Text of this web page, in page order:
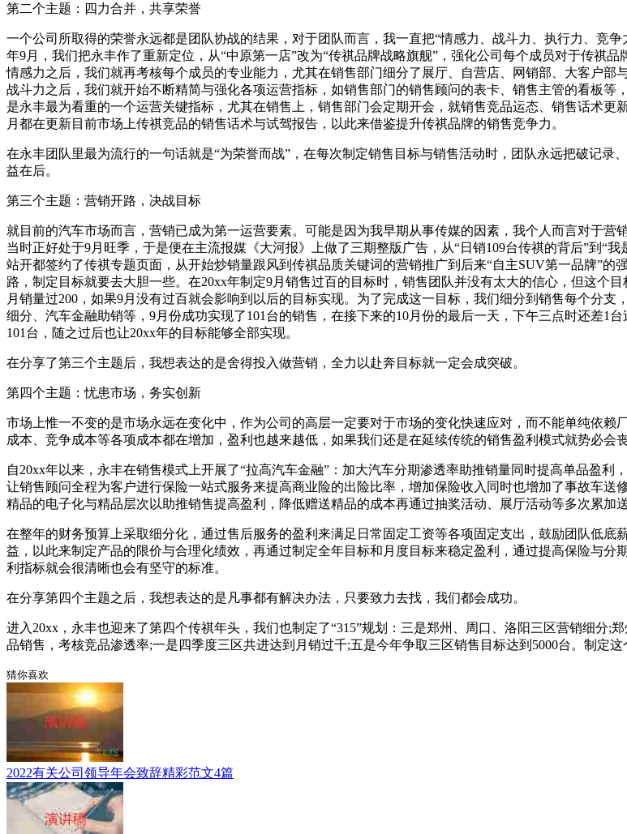
第二个主题：四力合并，共享荣誉
一个公司所取得的荣誉永远都是团队协战的结果，对于团队而言，我一直把“情感力、战斗力、执行力、竞
年9月，我们把永丰作了重新定位，从“中原第一店”改为“传祺品牌战略旗舰”，强化公司每个成员对于传祺
情感力之后，我们就再考核每个成员的专业能力，尤其在销售部门细分了展厅、自营店、网销部、大客户
战斗力之后，我们就开始不断精简与强化各项运营指标，如销售部门的销售顾问的表卡、销售主管的看板
是永丰最为看重的一个运营关键指标，尤其在销售上，销售部门会定期开会，就销售竞品运态、销售话术
月都在更新目前市场上传祺竞品的销售话术与试驾报告，以此来借鉴提升传祺品牌的销售竞争力。
在永丰团队里最为流行的一句话就是“为荣誉而战”，在每次制定销售目标与销售活动时，团队永远把破记
益在后。
第三个主题：营销开路，决战目标
就目前的汽车市场而言，营销已成为第一运营要素。可能是因为我早期从事传媒的因素，我个人而言对于营
当时正好处于9月旺季，于是便在主流报媒《大河报》上做了三期整版广告，从“日销109台传祺的背后”到“
站开都签约了传祺专题页面，从开始炒销量跟风到传祺品质关键词的营销推广到后来“自主SUV第一品牌”
路，制定目标就要去大胆一些。在20xx年制定9月销售过百的目标时，销售团队并没有太大的信心，但这个
月销量过200，如果9月没有过百就会影响到以后的目标实现。为了完成这一目标，我们细分到销售每个分
细分、汽车金融助销等，9月份成功实现了101台的销售，在接下来的10月份的最后一天，下午三点时还差1
101台，随之过后也让20xx年的目标能够全部实现。
在分享了第三个主题后，我想表达的是舍得投入做营销，全力以赴奔目标就一定会成突破。
第四个主题：忧患市场，务实创新
市场上惟一不变的是市场永远在变化中，作为公司的高层一定要对于市场的变化快速应对，而不能单纯依
成本、竞争成本等各项成本都在增加，盈利也越来越低，如果我们还是在延续传统的销售盈利模式就势必会丧
自20xx年以来，永丰在销售模式上开展了“拉高汽车金融”：加大汽车分期渗透率助推销量同时提高单品盈利
让销售顾问全程为客户进行保险一站式服务来提高商业险的出险比率，增加保险收入同时也增加了事故车
精品的电子化与精品层次以助推销售提高盈利，降低赠送精品的成本再通过抽奖活动、展厅活动等多次累加
在整年的财务预算上采取细分化，通过售后服务的盈利来满足日常固定工资等各项固定支出，鼓励团队低
益，以此来制定产品的限价与合理化绩效，再通过制定全年目标和月度目标来稳定盈利，通过提高保险与
利指标就会很清晰也会有坚守的标准。
在分享第四个主题之后，我想表达的是凡事都有解决办法，只要致力去找，我们都会成功。
进入20xx，永丰也迎来了第四个传祺年头，我们也制定了“315”规划：三是郑州、周口、洛阳三区营销细分
品销售，考核竞品渗透率;一是四季度三区共进达到月销过千;五是今年争取三区销售目标达到5000台。制定
猜你喜欢
2022有关公司领导年会致辞精彩范文4篇